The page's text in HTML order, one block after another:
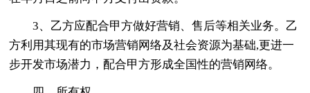
3、乙方应配合甲方做好营销、售后等相关业务。乙
方利用其现有的市场营销网络及社会资源为基础,更进一
步开发市场潜力，配合甲方形成全国性的营销网络。